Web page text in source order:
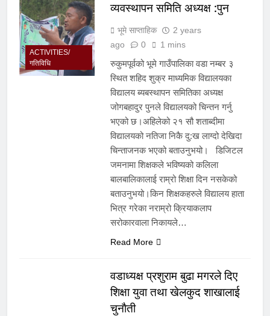
ACTIVITIES/
गतिविधि
व्यवस्थापन समिति अध्यक्ष :पुन
भूमे साप्ताहिक
2 years
ago
0 1 mins
रुकुमपूर्वको भूमे गाउँपालिका वडा नम्बर ३
स्थित शहिद शुक्र माध्यमिक विद्यालयका
विद्यालय ब्यबस्थापन समितिका अध्यक्ष
जोगबहादुर पुनले विद्यालयको चिन्तन गर्नु
भएको छ।अहिलेको २१ सौ शताब्दीमा
विद्यालयको नतिजा निकै दु:ख लाग्दो देखिदा
चिन्ताजनक भएको बताउनुभयो। डिजिटल
जमनामा शिक्षकले भविष्यको कलिला
बालबालिकालाई राम्रो शिक्षा दिन नसकेको
बताउनुभयो।किन शिक्षकहरुले विद्यालय हाता
भित्र गरेका नराम्रो क्रियाकलाप
सरोकारवाला निकायले…
Read More
वडाध्यक्ष प्रशुराम बुढा मगरले दिए
शिक्षा युवा तथा खेलकुद शाखालाई
चुनाैती